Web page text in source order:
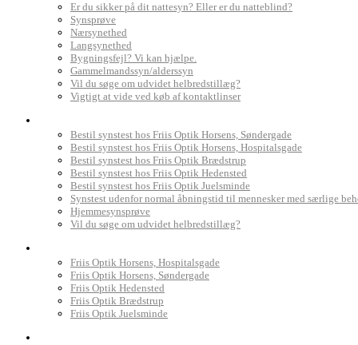
Er du sikker på dit nattesyn? Eller er du natteblind?
Synsprøve
Nærsynethed
Langsynethed
Bygningsfejl? Vi kan hjælpe.
Gammelmandssyn/alderssyn
Vil du søge om udvidet helbredstillæg?
Vigtigt at vide ved køb af kontaktlinser
Bestil synstest hos Friis Optik Horsens, Søndergade
Bestil synstest hos Friis Optik Horsens, Hospitalsgade
Bestil synstest hos Friis Optik Brædstrup
Bestil synstest hos Friis Optik Hedensted
Bestil synstest hos Friis Optik Juelsminde
Synstest udenfor normal åbningstid til mennesker med særlige
Hjemmesynsprøve
Vil du søge om udvidet helbredstillæg?
Friis Optik Horsens, Hospitalsgade
Friis Optik Horsens, Søndergade
Friis Optik Hedensted
Friis Optik Brædstrup
Friis Optik Juelsminde